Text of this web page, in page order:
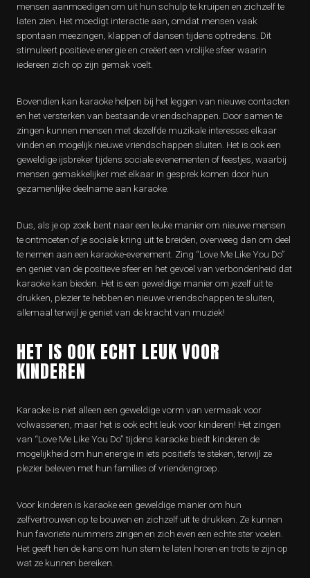
mensen aanmoedigen om uit hun schulp te kruipen en zichzelf te
laten zien. Het moedigt interactie aan, omdat mensen vaak
spontaan meezingen, klappen of dansen tijdens optredens. Dit
stimuleert positieve energie en creëert een vrolijke sfeer waarin
iedereen zich op zijn gemak voelt.
Bovendien kan karaoke helpen bij het leggen van nieuwe contacten
en het versterken van bestaande vriendschappen. Door samen te
zingen kunnen mensen met dezelfde muzikale interesses elkaar
vinden en mogelijk nieuwe vriendschappen sluiten. Het is ook een
geweldige ijsbreker tijdens sociale evenementen of feestjes, waarbij
mensen gemakkelijker met elkaar in gesprek komen door hun
gezamenlijke deelname aan karaoke.
Dus, als je op zoek bent naar een leuke manier om nieuwe mensen
te ontmoeten of je sociale kring uit te breiden, overweeg dan om deel
te nemen aan een karaoke-evenement. Zing “Love Me Like You Do”
en geniet van de positieve sfeer en het gevoel van verbondenheid dat
karaoke kan bieden. Het is een geweldige manier om jezelf uit te
drukken, plezier te hebben en nieuwe vriendschappen te sluiten,
allemaal terwijl je geniet van de kracht van muziek!
HET IS OOK ECHT LEUK VOOR
KINDEREN
Karaoke is niet alleen een geweldige vorm van vermaak voor
volwassenen, maar het is ook echt leuk voor kinderen! Het zingen
van “Love Me Like You Do” tijdens karaoke biedt kinderen de
mogelijkheid om hun energie in iets positiefs te steken, terwijl ze
plezier beleven met hun families of vriendengroep.
Voor kinderen is karaoke een geweldige manier om hun
zelfvertrouwen op te bouwen en zichzelf uit te drukken. Ze kunnen
hun favoriete nummers zingen en zich even een echte ster voelen.
Het geeft hen de kans om hun stem te laten horen en trots te zijn op
wat ze kunnen bereiken.